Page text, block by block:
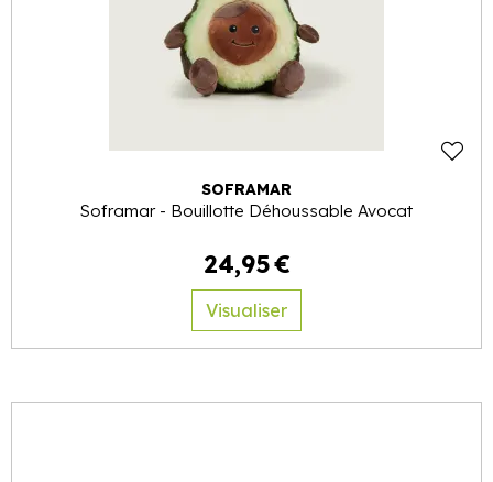
SOFRAMAR
Soframar - Bouillotte Déhoussable Avocat
24,95€
Visualiser